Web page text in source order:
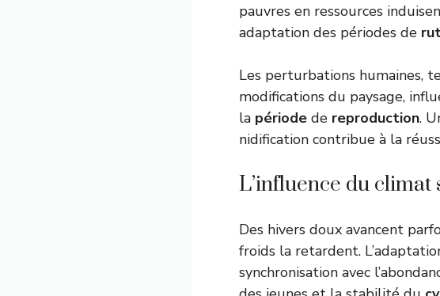
pauvres en ressources
adaptation des périodes de
Les perturbations humaines,
modifications du paysage,
la période de reproduction.
nidification contribue à la
L’influence du
Des hivers doux avancent
froids la retardent.
synchronisation avec